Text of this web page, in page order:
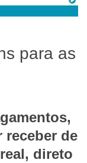
para as
receber de
direto